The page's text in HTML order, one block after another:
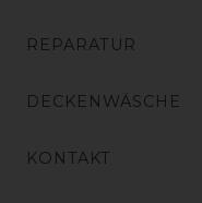
REPARATUR
DECKENWÄSCHE
KONTAKT